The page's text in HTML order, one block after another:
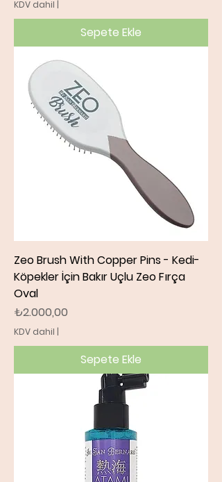
KDV dahil |
Sepete Ekle
Zeo Brush With Copper Pins - Kedi-
Köpekler İçin Bakır Uçlu Zeo Fırça
Oval
Fiyat
₺2.000,00
KDV dahil |
Sepete Ekle